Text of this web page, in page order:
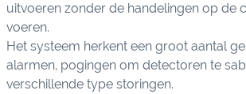
uitvoeren zonder de handelingen op de
voeren.
Het systeem herkent een groot aantal
alarmen, pogingen om detectoren te
verschillende type storingen.